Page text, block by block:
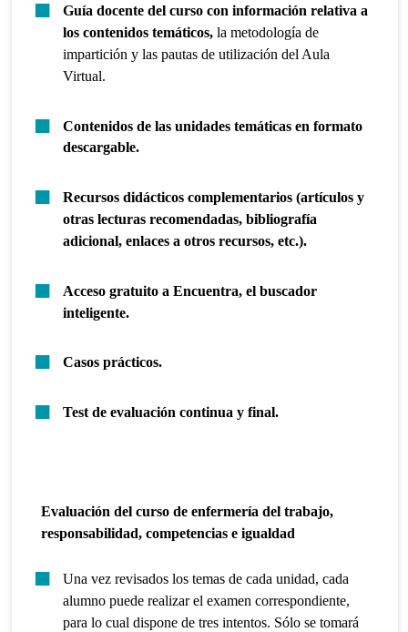
Guía docente del curso con información relativa a
los contenidos temáticos, la metodología de
impartición y las pautas de utilización del Aula
Virtual.
Contenidos de las unidades temáticas en formato
descargable.
Recursos didácticos complementarios (artículos y
otras lecturas recomendadas, bibliografía
adicional, enlaces a otros recursos, etc.).
Acceso gratuito a Encuentra, el buscador
inteligente.
Casos prácticos.
Test de evaluación continua y final.
Evaluación del curso de enfermería del trabajo,
responsabilidad, competencias e igualdad
Una vez revisados los temas de cada unidad, cada
alumno puede realizar el examen correspondiente,
para lo cual dispone de tres intentos. Sólo se tomará